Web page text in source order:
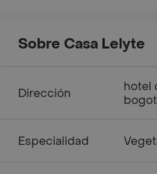
Sobre Casa Lelyte
Dirección
hotel
Especialidad